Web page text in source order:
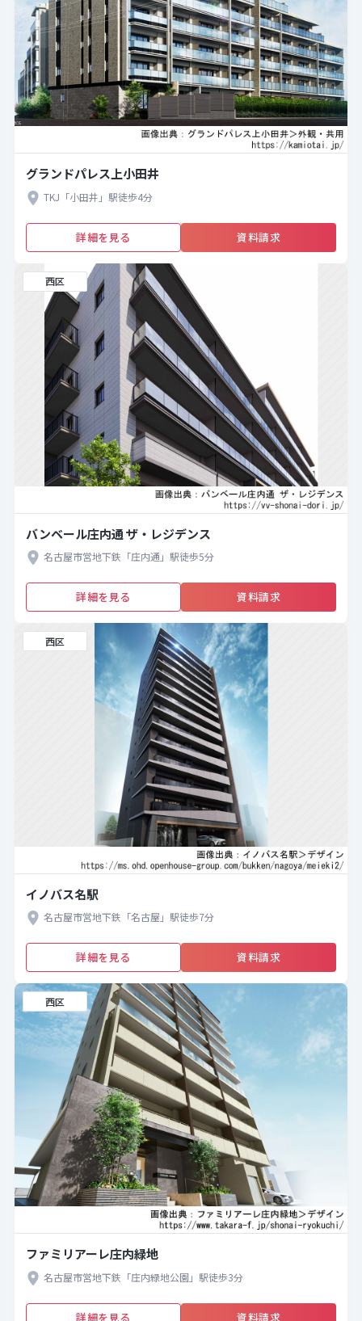
グランドパレス上小田井
TKJ「小田井」駅徒歩4分
詳細を見る 資料請求
西区
バンベール庄内通 ザ・レジデンス
名古屋市営地下鉄「庄内通」駅徒歩5分
詳細を見る 資料請求
西区
イノバス名駅
名古屋市営地下鉄「名古屋」駅徒歩7分
詳細を見る 資料請求
西区
ファミリアーレ庄内緑地
名古屋市営地下鉄「庄内緑地公園」駅徒歩3分
詳細を見る 資料請求